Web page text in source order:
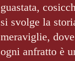
guastata,
si svolge la
meraviglie,
ogni anfratto è